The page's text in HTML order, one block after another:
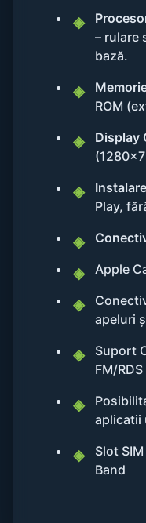
– rulare
bază.
ROM
Display
Play,
Apple
apeluri
Suport
FM/RDS
aplicatii
Slot
Band